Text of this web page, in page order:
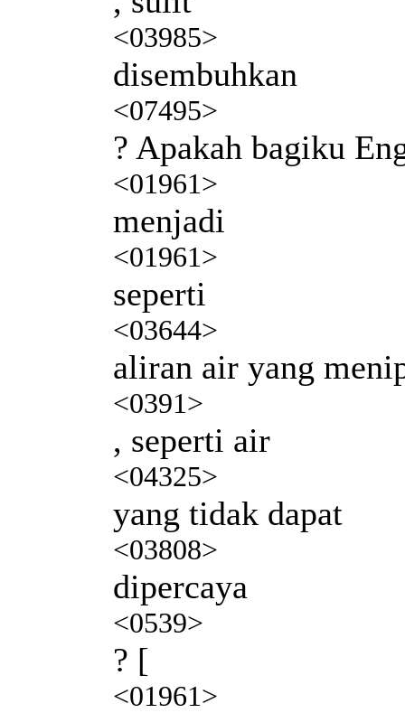
<03985>
disembuhkan
<07495>
? Apakah bagiku
<01961>
menjadi
<01961>
seperti
<03644>
aliran air yang
<0391>
, seperti air
<04325>
yang tidak dapat
<03808>
dipercaya
<0539>
? [
<01961>